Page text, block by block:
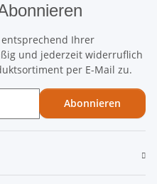
Ihrer
und jederzeit widerruflich
per E-Mail zu.
Abonnieren